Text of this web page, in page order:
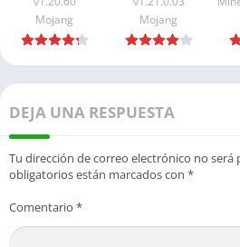
Todo
Desbloqueado
Mojang
2026
Mojang
DEJA UNA RESPUESTA
Tu dirección de correo electrónico no será
obligatorios están marcados con *
Comentario *